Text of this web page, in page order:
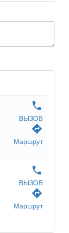
phone
ВЫЗОВ
directions
Маршрут
phone
ВЫЗОВ
directions
Маршрут